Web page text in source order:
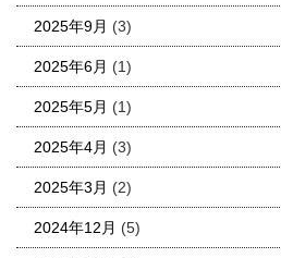
2025年9月 (3)
2025年6月 (1)
2025年5月 (1)
2025年4月 (3)
2025年3月 (2)
2024年12月 (5)